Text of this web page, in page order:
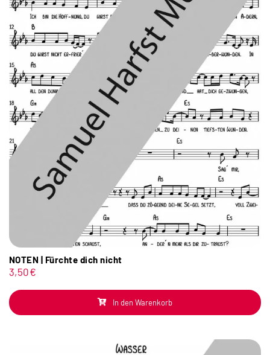
NOTEN | Fürchte dich nicht
3,50€
In den Warenkorb